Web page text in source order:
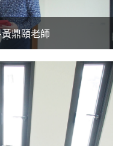
鼎頤老師